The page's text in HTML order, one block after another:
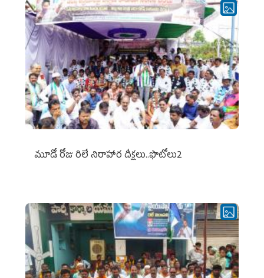
మూడో రోజు రిలే నిరాహార దీక్షలు..ఫొటోలు2